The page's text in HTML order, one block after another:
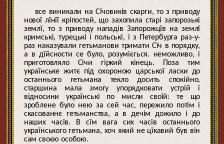
все виникали на Сїчовиків скарги, то з приводу
нової лїнїї кріпостей, що захопила старі запорозькі
землї, то з приводу нападів Запорожцїв на землї
кримські, турецькі і польські, і з Петербурга раз-у-
раз наказували гетьманови тримати Сїч в порядку,
а в дїйсности се було, розумієгься. неможливо, і
приготовляло Січи гіркий кінець. Поза тим
українське житє під охороною царської ласки до
останнього гетьмана текло досить спокійно,
старшина мала змогу упорядковати устрій і
відносини українські по мисли своїй: те що
зроблене було нею за сей час, пережило потім і
скасованнє гетьманства, а в дечім дожило і до
наших часів. В сїм вага сих часів останнього
українського гетьмана, хоч який не цїкавий був він
сам своєю особою.